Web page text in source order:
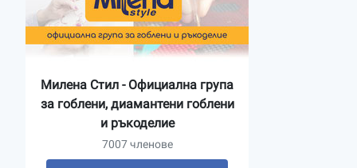
Милена Стил - Официална група
за гоблени, диамантени гоблени
и ръкоделие
7007 членове